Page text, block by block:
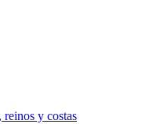
reinos y costas